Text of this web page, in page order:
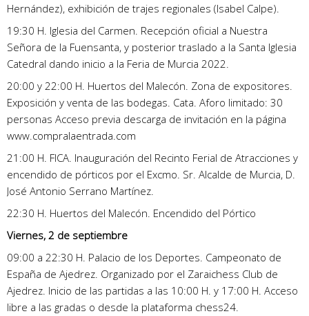
Hernández), exhibición de trajes regionales (Isabel Calpe).
19:30 H. Iglesia del Carmen. Recepción oficial a Nuestra
Señora de la Fuensanta, y posterior traslado a la Santa Iglesia
Catedral dando inicio a la Feria de Murcia 2022.
20:00 y 22:00 H. Huertos del Malecón. Zona de expositores.
Exposición y venta de las bodegas. Cata. Aforo limitado: 30
personas Acceso previa descarga de invitación en la página
www.compralaentrada.com
21:00 H. FICA. Inauguración del Recinto Ferial de Atracciones y
encendido de pórticos por el Excmo. Sr. Alcalde de Murcia, D.
José Antonio Serrano Martínez.
22:30 H. Huertos del Malecón. Encendido del Pórtico
Viernes, 2 de septiembre
09:00 a 22:30 H. Palacio de los Deportes. Campeonato de
España de Ajedrez. Organizado por el Zaraichess Club de
Ajedrez. Inicio de las partidas a las 10:00 H. y 17:00 H. Acceso
libre a las gradas o desde la plataforma chess24.